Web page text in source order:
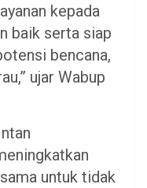
kepada
baik serta siap
bencana,
ujar Wabup
untuk tidak